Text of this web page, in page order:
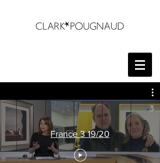
France 3 19/20